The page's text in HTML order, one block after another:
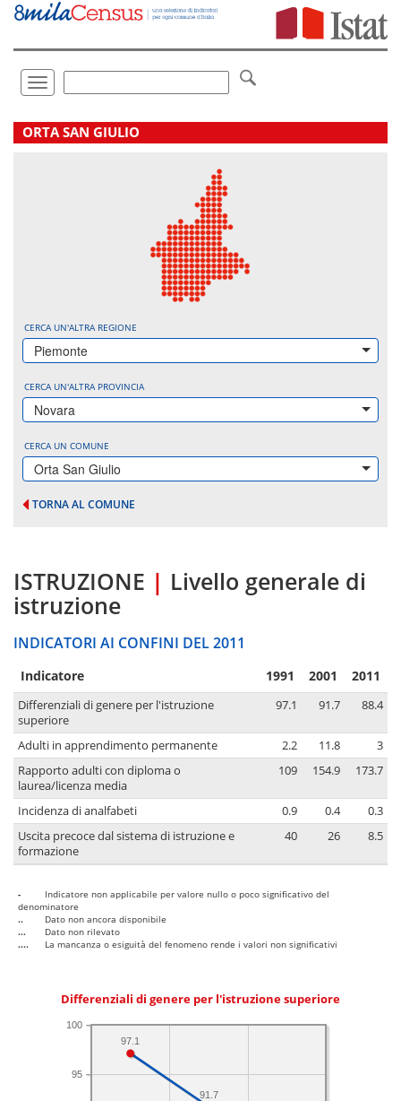
Vai
direttamente
Toggle
navigation
.
ORTA SAN GIULIO
CERCA UN'ALTRA REGIONE
Piemonte
CERCA UN'ALTRA PROVINCIA
Novara
CERCA UN COMUNE
Orta San Giulio
TORNA AL COMUNE
ISTRUZIONE | Livello generale di
istruzione
INDICATORI AI CONFINI DEL 2011
Indicatore 1991 2001 2011
Differenziali di genere per l'istruzione
superiore
97.1 91.7 88.4
Adulti in apprendimento permanente 2.2 11.8
3
Rapporto adulti con diploma o
laurea/licenza media
109 154.9 173.7
Incidenza di analfabeti 0.9 0.4
0.3
Uscita precoce dal sistema di istruzione e
formazione
40 26 8.5
-
Indicatore non applicabile per valore nullo o poco significativo del
denominatore
..
Dato non ancora disponibile
...
Dato non rilevato
....
La mancanza o esiguità del fenomeno rende i valori non significativi
Differenziali di genere per l'istruzione superiore
95
100
91.7
97.1